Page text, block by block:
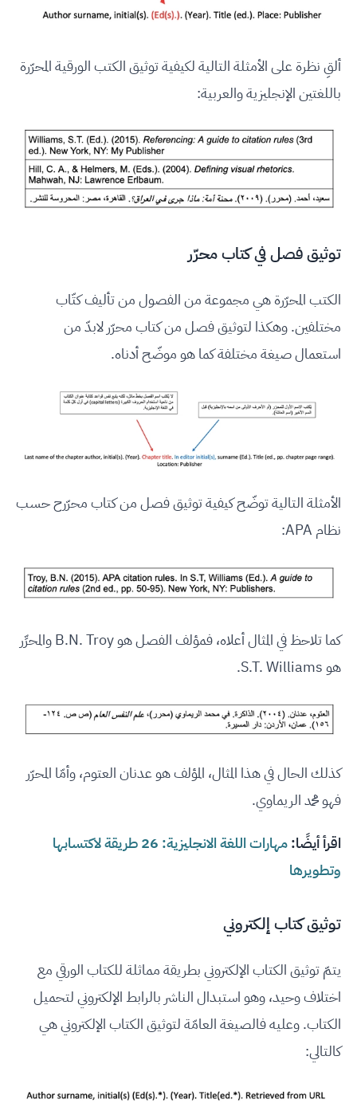
ألقِ نظرة على الأمثلة التالية لكيفية توثيق الكتب الورقية المحرّرة
باللغتين الإنجليزية والعربية:
توثيق فصل في كتاب محرّر
الكتب المحرّرة هي مجموعة من الفصول من تأليف كتّاب
مختلفين. وهكذا لتوثيق فصل من كتاب محرّر لابدّ من
استعمال صيغة مختلفة كما هو موضّح أدناه.
الأمثلة التالية توضّح كيفية توثيق فصل من كتاب محرّرح حسب
نظام APA:
كما تلاحظ في المثال أعلاه، فمؤلف الفصل هو B.N. Troy والمحرِّر
هو S.T. Williams.
كذلك الحال في هذا المثال، المؤلف هو عدنان العتوم، وأمّا المحرّر
فهو محمد الريماوي.
اقرأ أيضًا:
مهارات اللغة الانجليزية: 26 طريقة لاكتسابها
وتطويرها
توثيق كتاب إلكتروني
يتمّ توثيق الكتاب الإلكتروني بطريقة مماثلة للكتاب الورقي مع
اختلاف وحيد، وهو استبدال الناشر بالرابط الإلكتروني لتحميل
الكتاب. وعليه فالصيغة العامّة لتوثيق الكتاب الإلكتروني هي
كالتالي: